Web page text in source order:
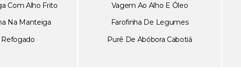
Com Alho Frito
Na Manteiga
Refogado
Vagem Ao Alho E Óleo
Farofinha De Legumes
Purê De Abóbora Cabotiá